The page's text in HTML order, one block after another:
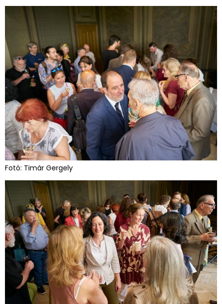
Fotó: Timár Gergely